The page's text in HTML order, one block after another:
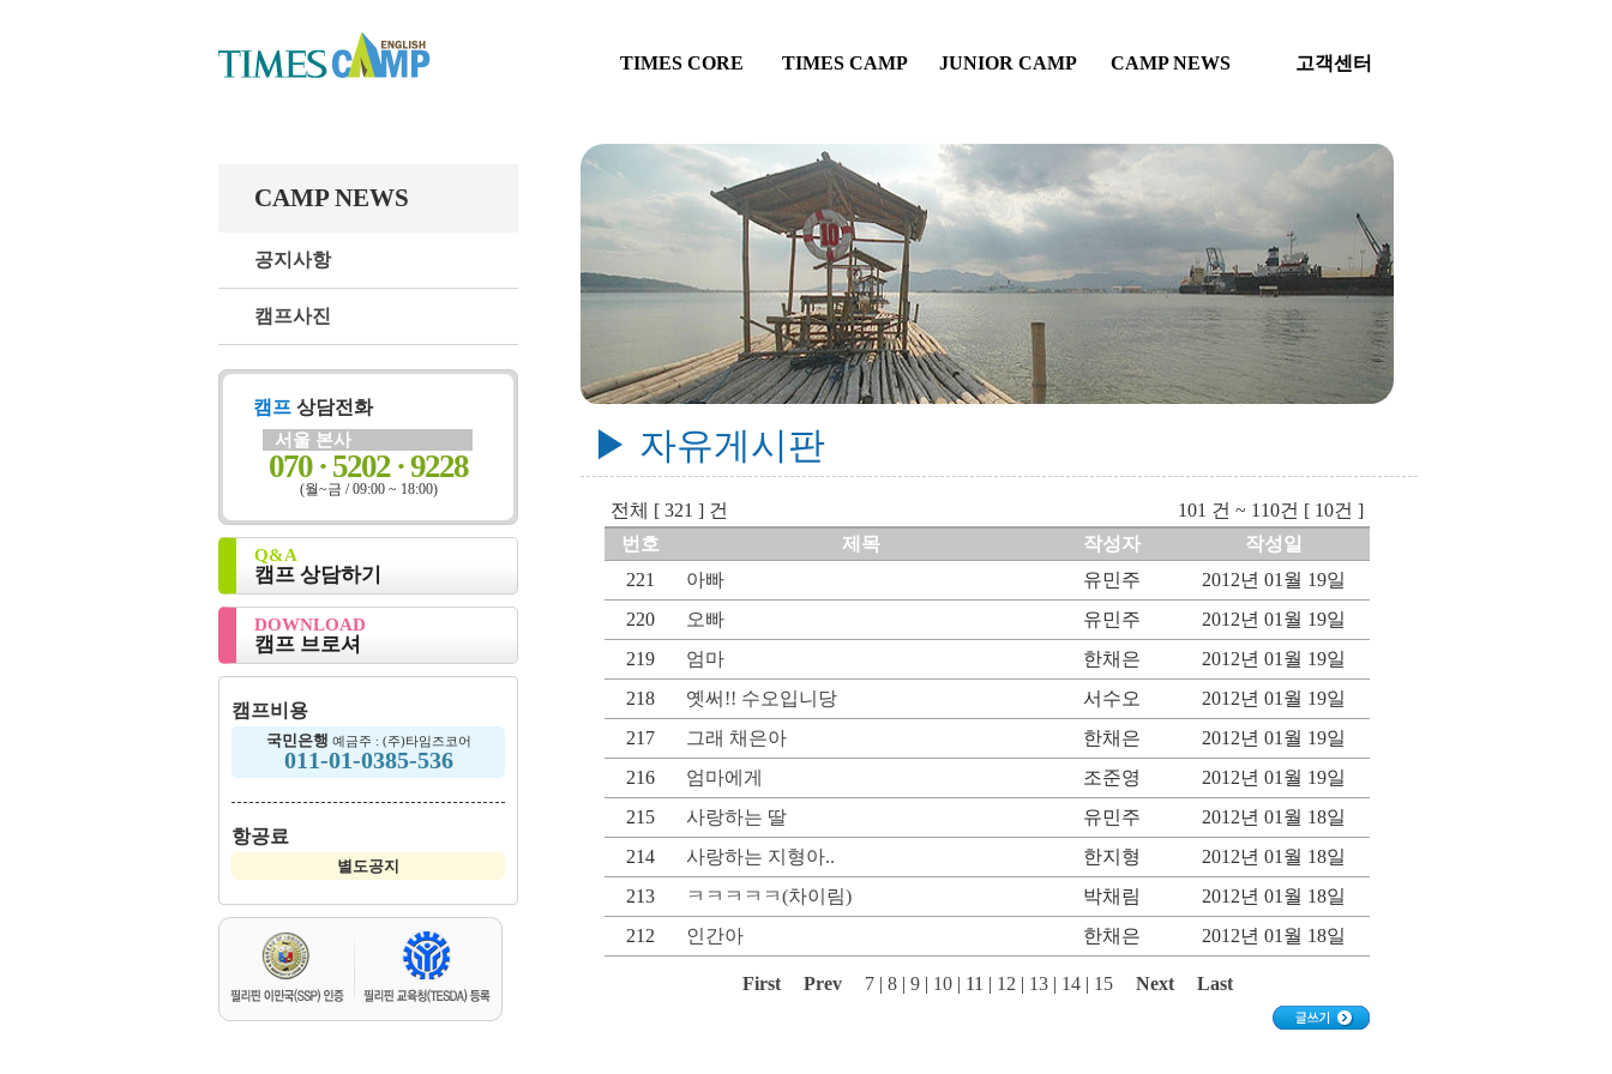
TIMES CORE TIMES CAMP JUNIOR CAMP CAMP NEWS 고객센터
CAMP NEWS
공지사항
캠프사진
캠프 상담전화
서울 본사
070 · 5202 · 9228
(월~금 / 09:00 ~ 18:00)
Q&A
캠프 상담하기
DOWNLOAD
캠프 브로셔
캠프비용
국민은행 예금주 : (주)타임즈코어
011-01-0385-536
항공료
별도공지
▶ 자유게시판
전체 [ 321 ] 건
101 건 ~ 110건 [ 10건 ]
번호
제목 작성자
작성일
221
아빠 유민주
2012년 01월 19일
220
오빠 유민주
2012년 01월 19일
219
엄마 한채은
2012년 01월 19일
218
옛써!! 수오입니당 서수오
2012년 01월 19일
217
그래 채은아 한채은
2012년 01월 19일
216
엄마에게 조준영
2012년 01월 19일
215
사랑하는 딸 유민주
2012년 01월 18일
214
사랑하는 지형아.. 한지형
2012년 01월 18일
213
ㅋㅋㅋㅋㅋ(차이림) 박채림
2012년 01월 18일
212
인간아 한채은 2012년 01월 18일
First Prev 7| 8| 9| 10| 11 | 12 | 13| 14| 15 Next Last